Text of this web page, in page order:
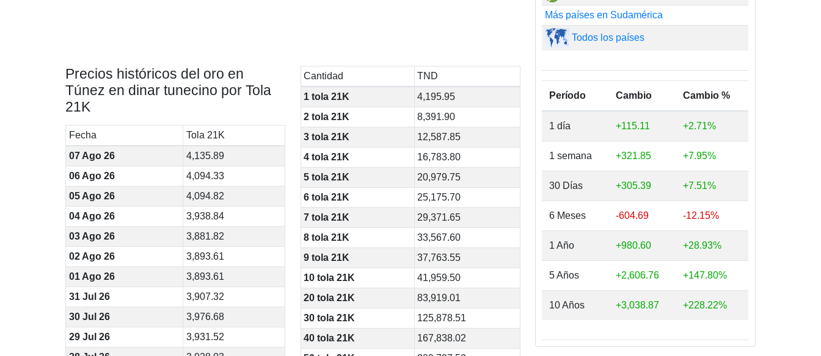
Precios históricos del oro en
Túnez en dinar tunecino por Tola
21K
Fecha
Tola 21K
07 Ago 26
4,135.89
06 Ago 26
4,094.33
05 Ago 26
4,094.82
04 Ago 26
3,938.84
03 Ago 26
3,881.82
02 Ago 26
3,893.61
01 Ago 26
3,893.61
31 Jul 26
3,907.32
30 Jul 26
3,976.68
29 Jul 26
3,931.52
Cantidad
TND
1 tola 21K
4,195.95
2 tola 21K
8,391.90
3 tola 21K
12,587.85
4 tola 21K
16,783.80
5 tola 21K
20,979.75
6 tola 21K
25,175.70
7 tola 21K
29,371.65
8 tola 21K
33,567.60
9 tola 21K
37,763.55
10 tola 21K
41,959.50
20 tola 21K
83,919.01
30 tola 21K
125,878.51
40 tola 21K
167,838.02
Más países en Sudamérica
Todos los países
Período Cambio Cambio %
1 día +115.11 +2.71%
1 semana +321.85 +7.95%
30 Días +305.39 +7.51%
6 Meses -604.69 -12.15%
1 Año +980.60 +28.93%
5 Años +2,606.76 +147.80%
10 Años +3,038.87 +228.22%